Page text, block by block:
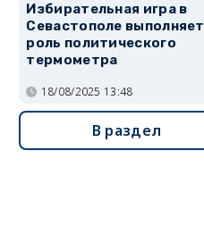
Избирательная игра в
Севастополе выполняет
роль политического
термометра
18/08/2025 13:48
В раздел